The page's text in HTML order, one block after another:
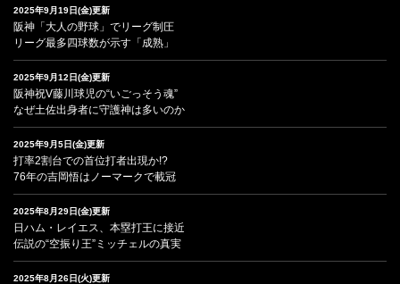
2025年9月19日(金)更新
阪神「大人の野球」でリーグ制圧
リーグ最多四球数が示す「成熟」
2025年9月12日(金)更新
阪神祝V藤川球児の“いごっそう魂”
なぜ土佐出身者に守護神は多いのか
2025年9月5日(金)更新
打率2割台での首位打者出現か!?
76年の吉岡悟はノーマークで載冠
2025年8月29日(金)更新
日ハム・レイエス、本塁打王に接近
伝説の“空振り王”ミッチェルの真実
2025年8月26日(火)更新